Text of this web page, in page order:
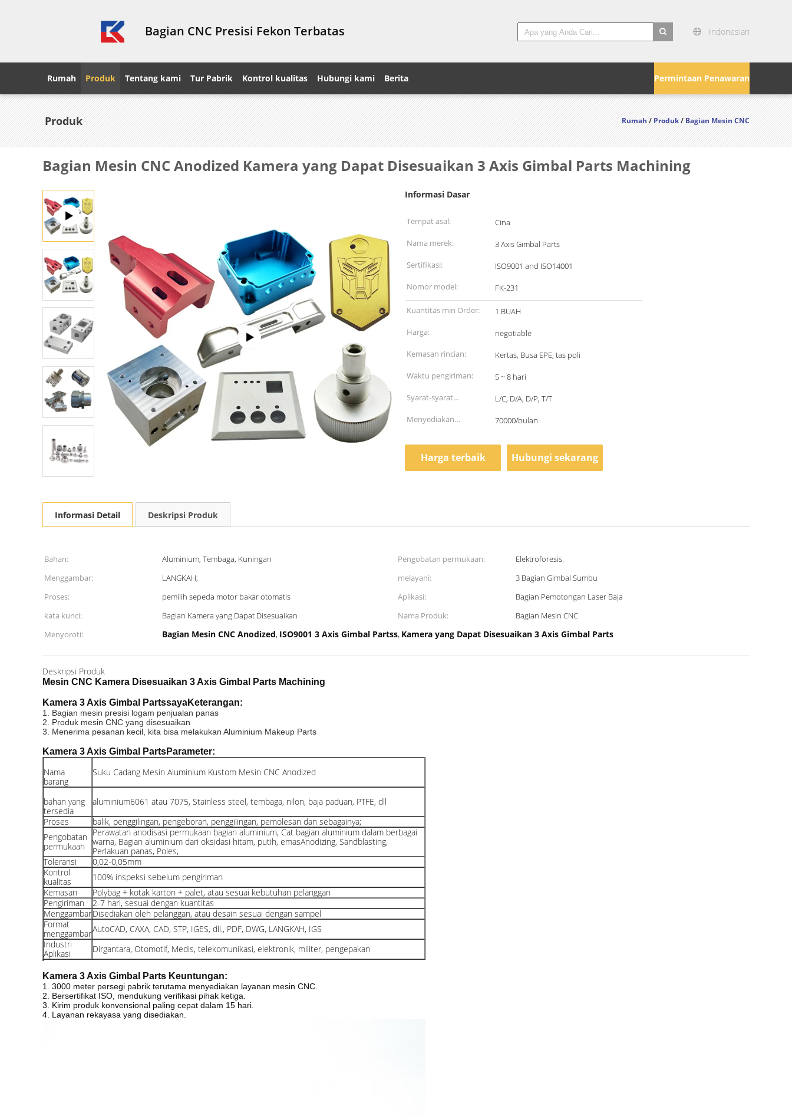
Bagian CNC Presisi Fekon Terbatas Indonesian
Permintaan Penawaran
Rumah Produk Tentang kami Tur Pabrik Kontrol kualitas Hubungi kami Berita
Produk Rumah/Produk/Bagian Mesin CNC
Bagian Mesin CNC Anodized Kamera yang Dapat Disesuaikan 3 Axis Gimbal Parts Machining
Informasi Dasar
Tempat asal:
Cina
Nama merek:
3 Axis Gimbal Parts
Sertifikasi:
ISO9001 and ISO14001
Nomor model:
FK-231
Kuantitas min Order:
1 BUAH
Harga:
negotiable
Kemasan rincian:
Kertas, Busa EPE, tas poli
Waktu pengiriman:
5 ~ 8 hari
Syarat-syarat
pembayaran:
L/C, D/A, D/P, T/T
Menyediakan
70000/bulan
Harga terbaik Hubungi sekarang
Informasi Detail Deskripsi Produk
Bahan: Aluminium, Tembaga, Kuningan Pengobatan permukaan:
Elektroforesis.
Menggambar:
LANGKAH; melayani:
3 Bagian Gimbal Sumbu
Proses:
pemilih sepeda motor bakar otomatis Aplikasi:
Bagian Pemotongan Laser Baja
kata kunci:
Bagian Kamera yang Dapat Disesuaikan Nama Produk:
Bagian Mesin CNC
Menyoroti:
Bagian Mesin CNC Anodized, ISO9001 3 Axis Gimbal Partss, Kamera yang Dapat Disesuaikan 3 Axis Gimbal Parts
Deskripsi Produk
Mesin CNC Kamera Disesuaikan 3 Axis Gimbal Parts Machining
Kamera 3 Axis Gimbal PartssayaKeterangan:
1. Bagian mesin presisi logam penjualan panas
2. Produk mesin CNC yang disesuaikan
3. Menerima pesanan kecil, kita bisa melakukan Aluminium Makeup Parts
Kamera 3 Axis Gimbal PartsParameter:
Nama
barang
Suku Cadang Mesin Aluminium Kustom Mesin CNC Anodized
bahan yang
tersedia
aluminium6061 atau 7075, Stainless steel, tembaga, nilon, baja paduan, PTFE, dll
Proses
balik, penggilingan, pengeboran, penggilingan, pemolesan dan sebagainya;
Pengobatan
permukaan
Perawatan anodisasi permukaan bagian aluminium, Cat bagian aluminium dalam berbagai
warna, Bagian aluminium dari oksidasi hitam, putih, emasAnodizing, Sandblasting,
Perlakuan panas, Poles,
Toleransi
0,02-0,05mm
Kontrol
kualitas
100% inspeksi sebelum pengiriman
Kemasan
Polybag + kotak karton + palet, atau sesuai kebutuhan pelanggan
Pengiriman
2-7 hari, sesuai dengan kuantitas
MenggambarDisediakan oleh pelanggan, atau desain sesuai dengan sampel
Format
menggambarAutoCAD, CAXA, CAD, STP, IGES, dll., PDF, DWG, LANGKAH, IGS
Industri
Aplikasi
Dirgantara, Otomotif, Medis, telekomunikasi, elektronik, militer, pengepakan
Kamera 3 Axis Gimbal Parts Keuntungan:
1. 3000 meter persegi pabrik terutama menyediakan layanan mesin CNC.
2. Bersertifikat ISO, mendukung verifikasi pihak ketiga.
3. Kirim produk konvensional paling cepat dalam 15 hari.
4. Layanan rekayasa yang disediakan.